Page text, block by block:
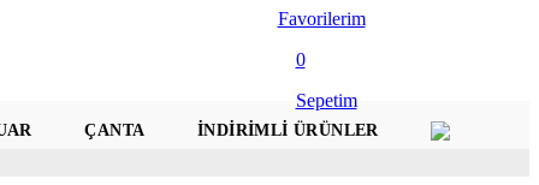
Favorilerim
0
Sepetim
ÇANTA
İNDIRIMLI ÜRÜNLER